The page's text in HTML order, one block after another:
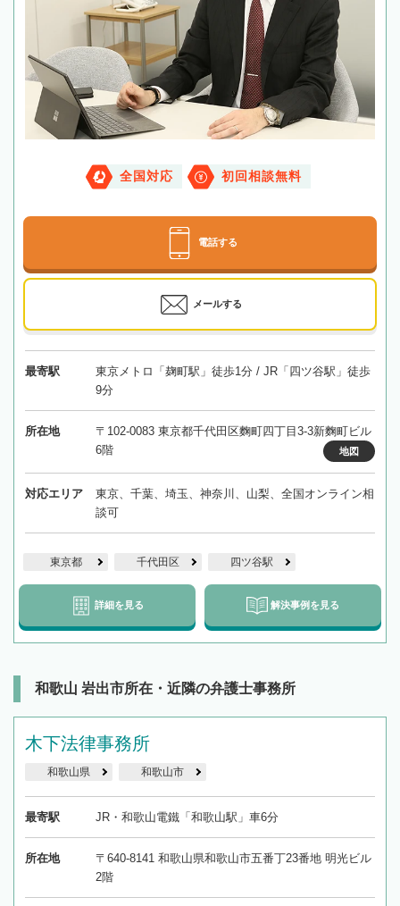
全国対応 初回相談無料
電話する
メールする
最寄駅
東京メトロ「麹町駅」徒歩1分 / JR「四ツ谷駅」徒歩
9分
所在地
〒102-0083 東京都千代田区麴町四丁目3-3新麴町ビル
6階
地図
対応エリア
東京、千葉、埼玉、神奈川、山梨、全国オンライン相
談可
東京都 千代田区 四ツ谷駅
詳細を見る 解決事例を見る
和歌山 岩出市所在・近隣の弁護士事務所
木下法律事務所
和歌山県 和歌山市
最寄駅 JR・和歌山電鐵「和歌山駅」車6分
所在地
〒640-8141 和歌山県和歌山市五番丁23番地 明光ビル
2階